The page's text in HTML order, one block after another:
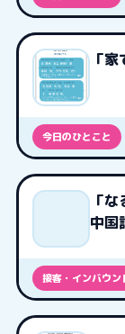
「
今日のひとこと
「
中国
接客・インバウン